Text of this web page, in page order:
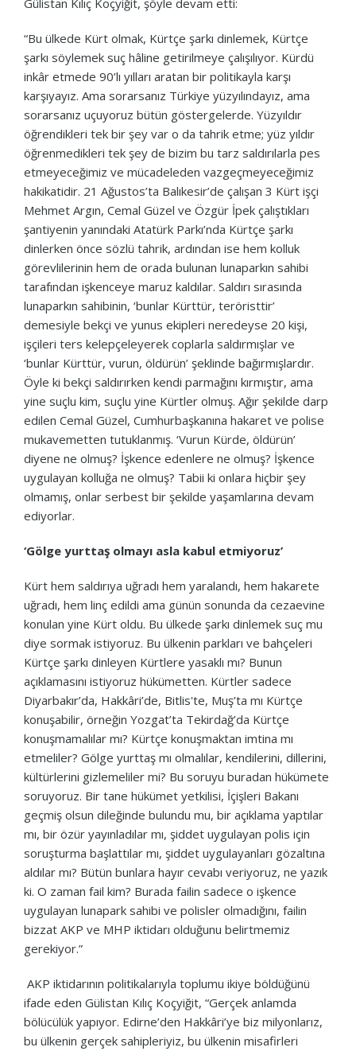
“Bu ülkede Kürt olmak, Kürtçe şarkı dinlemek, Kürtçe
şarkı söylemek suç hâline getirilmeye çalışılıyor. Kürdü
inkâr etmede 90’lı yılları aratan bir politikayla karşı
karşıyayız. Ama sorarsanız Türkiye yüzyılındayız, ama
sorarsanız uçuyoruz bütün göstergelerde. Yüzyıldır
öğrendikleri tek bir şey var o da tahrik etme; yüz yıldır
öğrenmedikleri tek şey de bizim bu tarz saldırılarla pes
etmeyeceğimiz ve mücadeleden vazgeçmeyeceğimiz
hakikatidir. 21 Ağustos’ta Balıkesir’de çalışan 3 Kürt işçi
Mehmet Argın, Cemal Güzel ve Özgür İpek çalıştıkları
şantiyenin yanındaki Atatürk Parkı’nda Kürtçe şarkı
dinlerken önce sözlü tahrik, ardından ise hem kolluk
görevlilerinin hem de orada bulunan lunaparkın sahibi
tarafından işkenceye maruz kaldılar. Saldırı sırasında
lunaparkın sahibinin, ‘bunlar Kürttür, teröristtir’
demesiyle bekçi ve yunus ekipleri neredeyse 20 kişi,
işçileri ters kelepçeleyerek coplarla saldırmışlar ve
‘bunlar Kürttür, vurun, öldürün’ şeklinde bağırmışlardır.
Öyle ki bekçi saldırırken kendi parmağını kırmıştır, ama
yine suçlu kim, suçlu yine Kürtler olmuş. Ağır şekilde darp
edilen Cemal Güzel, Cumhurbaşkanına hakaret ve polise
mukavemetten tutuklanmış. ‘Vurun Kürde, öldürün’
diyene ne olmuş? İşkence edenlere ne olmuş? İşkence
uygulayan kolluğa ne olmuş? Tabii ki onlara hiçbir şey
olmamış, onlar serbest bir şekilde yaşamlarına devam
ediyorlar.
‘Gölge yurttaş olmayı asla kabul etmiyoruz’
Kürt hem saldırıya uğradı hem yaralandı, hem hakarete
uğradı, hem linç edildi ama günün sonunda da cezaevine
konulan yine Kürt oldu. Bu ülkede şarkı dinlemek suç mu
diye sormak istiyoruz. Bu ülkenin parkları ve bahçeleri
Kürtçe şarkı dinleyen Kürtlere yasaklı mı? Bunun
açıklamasını istiyoruz hükümetten. Kürtler sadece
Diyarbakır’da, Hakkâri’de, Bitlis'te, Muş’ta mı Kürtçe
konuşabilir, örneğin Yozgat’ta Tekirdağ’da Kürtçe
konuşmamalılar mı? Kürtçe konuşmaktan imtina mı
etmeliler? Gölge yurttaş mı olmalılar, kendilerini, dillerini,
kültürlerini gizlemeliler mi? Bu soruyu buradan hükümete
soruyoruz. Bir tane hükümet yetkilisi, İçişleri Bakanı
geçmiş olsun dileğinde bulundu mu, bir açıklama yaptılar
mı, bir özür yayınladılar mı, şiddet uygulayan polis için
soruşturma başlattılar mı, şiddet uygulayanları gözaltına
aldılar mı? Bütün bunlara hayır cevabı veriyoruz, ne yazık
ki. O zaman fail kim? Burada failin sadece o işkence
uygulayan lunapark sahibi ve polisler olmadığını, failin
bizzat AKP ve MHP iktidarı olduğunu belirtmemiz
gerekiyor.”
AKP iktidarının politikalarıyla toplumu ikiye böldüğünü
ifade eden Gülistan Kılıç Koçyiğit, “Gerçek anlamda
bölücülük yapıyor. Edirne’den Hakkâri’ye biz milyonlarız,
bu ülkenin gerçek sahipleriyiz, bu ülkenin misafirleri